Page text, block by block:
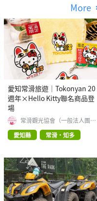
More
愛知常滑旅遊｜Tokonyan 20
週年×Hello Kitty聯名商品登
場
常滑觀光協會（一般法人團
體）
愛知縣
常滑・知多